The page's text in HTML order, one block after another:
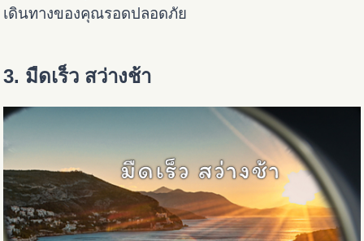
เดินทางของคุณรอดปลอดภัย
3. มืดเร็ว สว่างช้า